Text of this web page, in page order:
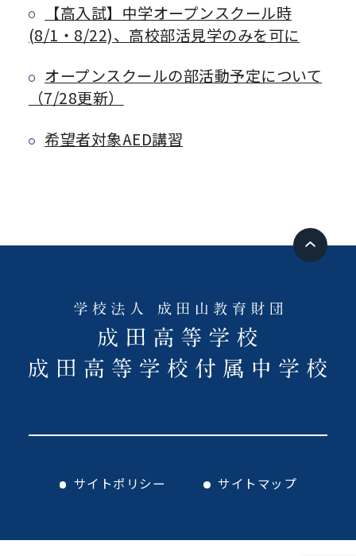
【高入試】中学オープンスクール時
(8/1・8/22)、高校部活見学のみを可に
オープンスクールの部活動予定について
（7/28更新）
希望者対象AED講習
サイトポリシー サイトマップ